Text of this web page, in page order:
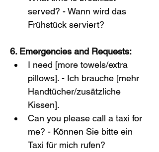
served? - Wann wird das
Frühstück serviert?
6. Emergencies and Requests:
I need [more towels/extra
pillows]. - Ich brauche [mehr
Handtücher/zusätzliche
Kissen].
Can you please call a taxi for
me? - Können Sie bitte ein
Taxi für mich rufen?